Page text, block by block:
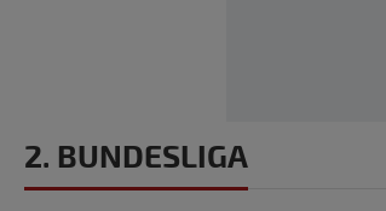
2. BUNDESLIGA